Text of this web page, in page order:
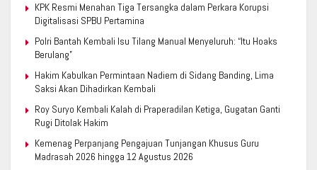
KPK Resmi Menahan Tiga Tersangka dalam Perkara Korupsi
Digitalisasi SPBU Pertamina
Polri Bantah Kembali Isu Tilang Manual Menyeluruh: “Itu Hoaks
Berulang”
Hakim Kabulkan Permintaan Nadiem di Sidang Banding, Lima
Saksi Akan Dihadirkan Kembali
Roy Suryo Kembali Kalah di Praperadilan Ketiga, Gugatan Ganti
Rugi Ditolak Hakim
Kemenag Perpanjang Pengajuan Tunjangan Khusus Guru
Madrasah 2026 hingga 12 Agustus 2026